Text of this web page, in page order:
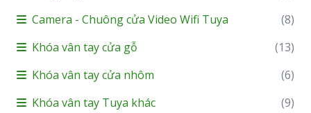
Camera - Chuông cửa Video Wifi Tuya
(8)
Khóa vân tay cửa gỗ
(13)
Khóa vân tay cửa nhôm
(6)
Khóa vân tay Tuya khác
(9)